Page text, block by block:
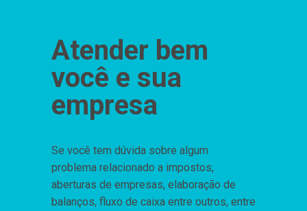
Atender bem
você e sua
empresa
Se você tem dúvida sobre algum
problema relacionado a impostos,
aberturas de empresas, elaboração de
balanços, fluxo de caixa entre outros, entre